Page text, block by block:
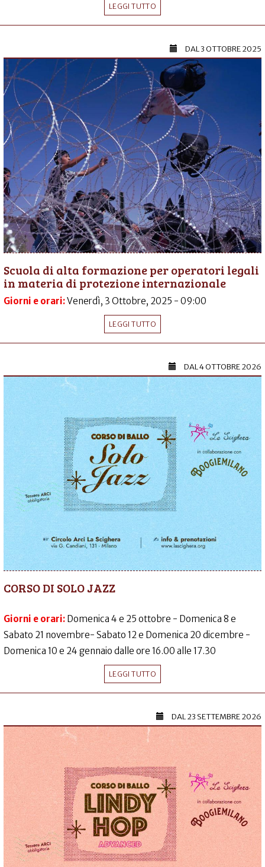
LEGGI TUTTO
DAL3 OTTOBRE 2025
Scuola di alta formazione per operatori legali
in materia di protezione internazionale
Giorni e orari:Venerdì, 3 Ottobre, 2025 - 09:00
LEGGI TUTTO
DAL4 OTTOBRE 2026
CORSO DI SOLO JAZZ
Giorni e orari: Domenica 4 e 25 ottobre - Domenica 8 e
Sabato 21 novembre- Sabato 12 e Domenica 20 dicembre -
Domenica 10 e 24 gennaio dalle ore 16.00 alle 17.30
LEGGI TUTTO
DAL23 SETTEMBRE 2026